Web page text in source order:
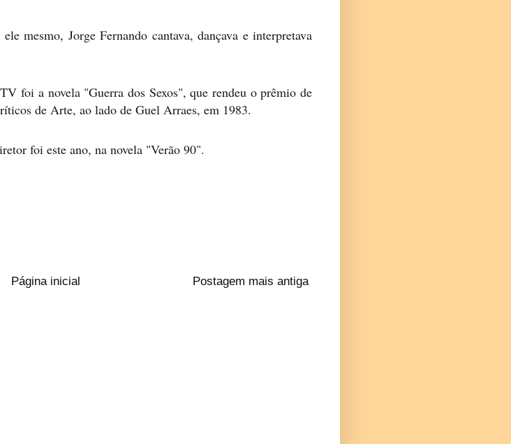
mesmo, Jorge Fernando cantava, dançava e interpretava
foi a novela "Guerra dos Sexos", que rendeu o prêmio de
de Arte, ao lado de Guel Arraes, em 1983.
foi este ano, na novela "Verão 90".
Postagem mais antiga
Página inicial